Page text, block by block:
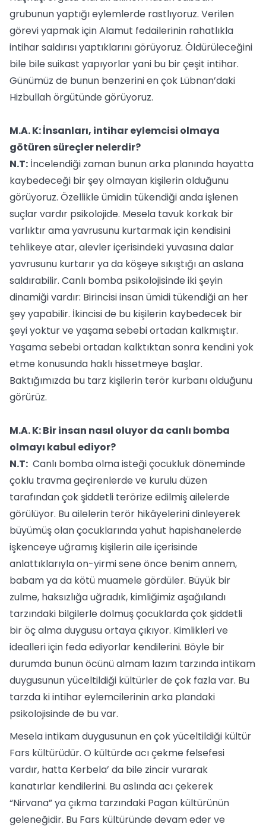
grubunun yaptığı eylemlerde rastlıyoruz. Verilen
görevi yapmak için Alamut fedailerinin rahatlıkla
intihar saldırısı yaptıklarını görüyoruz. Öldürüleceğini
bile bile suikast yapıyorlar yani bu bir çeşit intihar.
Günümüz de bunun benzerini en çok Lübnan’daki
Hizbullah örgütünde görüyoruz.
M.A. K: İnsanları, intihar eylemcisi olmaya
götüren süreçler nelerdir?
N.T: İncelendiği zaman bunun arka planında hayatta
kaybedeceği bir şey olmayan kişilerin olduğunu
görüyoruz. Özellikle ümidin tükendiği anda işlenen
suçlar vardır psikolojide. Mesela tavuk korkak bir
varlıktır ama yavrusunu kurtarmak için kendisini
tehlikeye atar, alevler içerisindeki yuvasına dalar
yavrusunu kurtarır ya da köşeye sıkıştığı an aslana
saldırabilir. Canlı bomba psikolojisinde iki şeyin
dinamiği vardır: Birincisi insan ümidi tükendiği an her
şey yapabilir. İkincisi de bu kişilerin kaybedecek bir
şeyi yoktur ve yaşama sebebi ortadan kalkmıştır.
Yaşama sebebi ortadan kalktıktan sonra kendini yok
etme konusunda haklı hissetmeye başlar.
Baktığımızda bu tarz kişilerin terör kurbanı olduğunu
görürüz.
M.A. K: Bir insan nasıl oluyor da canlı bomba
olmayı kabul ediyor?
N.T: Canlı bomba olma isteği çocukluk döneminde
çoklu travma geçirenlerde ve kurulu düzen
tarafından çok şiddetli terörize edilmiş ailelerde
görülüyor. Bu ailelerin terör hikâyelerini dinleyerek
büyümüş olan çocuklarında yahut hapishanelerde
işkenceye uğramış kişilerin aile içerisinde
anlattıklarıyla on-yirmi sene önce benim annem,
babam ya da kötü muamele gördüler. Büyük bir
zulme, haksızlığa uğradık, kimliğimiz aşağılandı
tarzındaki bilgilerle dolmuş çocuklarda çok şiddetli
bir öç alma duygusu ortaya çıkıyor. Kimlikleri ve
idealleri için feda ediyorlar kendilerini. Böyle bir
durumda bunun öcünü almam lazım tarzında intikam
duygusunun yüceltildiği kültürler de çok fazla var. Bu
tarzda ki intihar eylemcilerinin arka plandaki
psikolojisinde de bu var.
Mesela intikam duygusunun en çok yüceltildiği kültür
Fars kültürüdür. O kültürde acı çekme felsefesi
vardır, hatta Kerbela’ da bile zincir vurarak
kanatırlar kendilerini. Bu aslında acı çekerek
“Nirvana” ya çıkma tarzındaki Pagan kültürünün
geleneğidir. Bu Fars kültüründe devam eder ve